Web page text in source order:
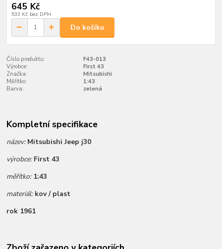
645 Kč
533 Kč bez DPH
Do košíku
Číslo produktu:
F43-013
Výrobce:
First 43
Značka:
Mitsubishi
Měřítko:
1:43
Barva:
zelená
Kompletní specifikace
název: Mitsubishi Jeep j30
výrobce: First 43
měřítko: 1:43
materiál: kov / plast
rok 1961